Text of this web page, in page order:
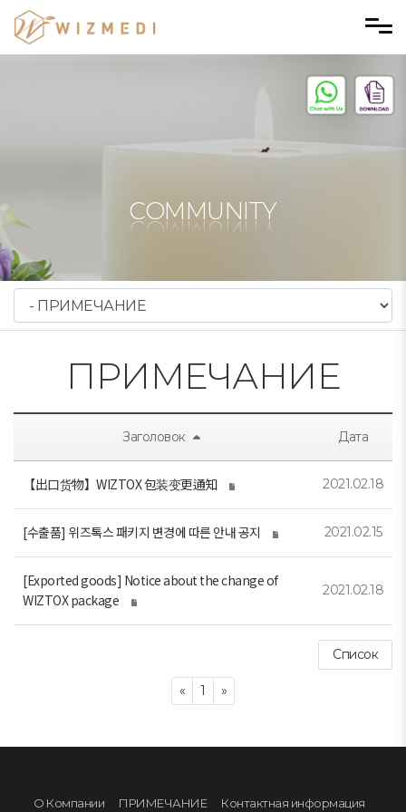
Skip to menu
COMMUNITY
ПРИМЕЧАНИЕ
Заголовок Дата
【出口货物】WIZTOX 包装变更通知 2021.02.18
[수출품] 위즈톡스 패키지 변경에 따른 안내 공지 2021.02.15
[Exported goods] Notice about the change of
WIZTOX package
2021.02.18
Список
«Previous
1 »Next
О Компании ПРИМЕЧАНИЕ Контактная информация